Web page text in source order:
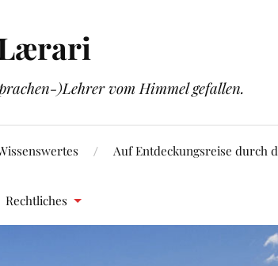
)Lehrer vom Himmel gefallen.
Auf Entdeckungsreise durch
Rechtliches